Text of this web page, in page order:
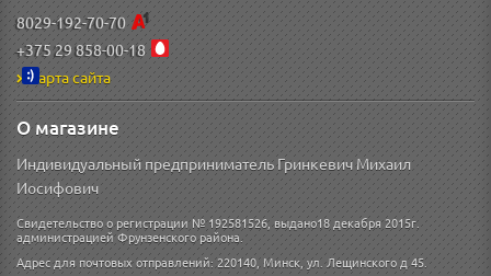
8029-192-70-70
+375 29 858-00-18
Карта сайта
О магазине
Индивидуальный предприниматель Гринкевич Михаил
Иосифович
Свидетельство о регистрации № 192581526, выдано18 декабря 2015г.
администрацией Фрунзенского района.
Адрес для почтовых отправлений: 220140, Минск, ул. Лещинского д 45.